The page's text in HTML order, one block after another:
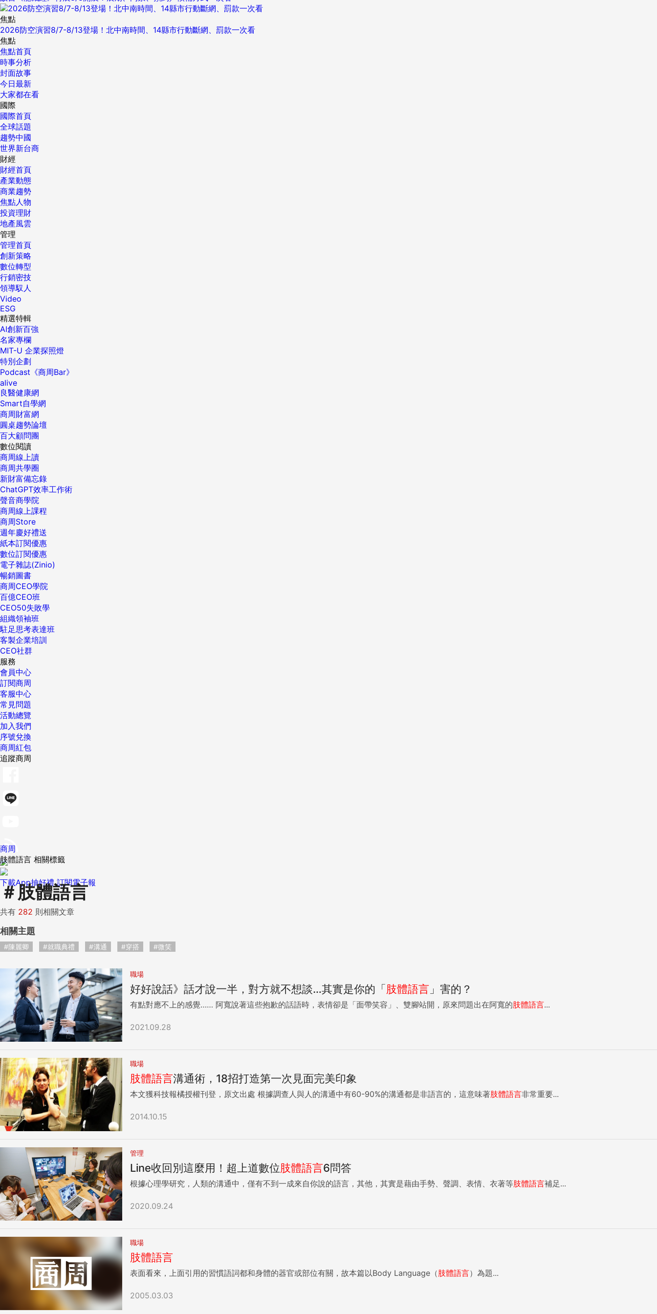
焦點
2026防空演習8/7-8/13登場！北中南時間、14縣市行動斷網、罰款一次看
焦點
焦點首頁
時事分析
封面故事
今日最新
大家都在看
國際
國際首頁
全球話題
趨勢中國
世界新台商
財經
財經首頁
產業動態
商業趨勢
焦點人物
投資理財
地產風雲
管理
管理首頁
創新策略
數位轉型
行銷密技
領導馭人
Video
ESG
精選特輯
AI創新百強
名家專欄
MIT-U 企業探照燈
特別企劃
Podcast《商周Bar》
alive
良醫健康網
Smart自學網
商周財富網
圓桌趨勢論壇
百大顧問團
數位閱讀
商周線上讀
商周共學圈
新財富備忘錄
ChatGPT效率工作術
聲音商學院
商周線上課程
商周Store
週年慶好禮送
紙本訂閱優惠
數位訂閱優惠
電子雜誌(Zinio)
暢銷圖書
商周CEO學院
百億CEO班
CEO50失敗學
組織領袖班
駐足思考表達班
客製企業培訓
CEO社群
服務
會員中心
訂閱商周
客服中心
常見問題
活動總覽
加入我們
序號兌換
商周紅包
追蹤商周
下載App抽好禮 訂閱電子報
商周
肢體語言 相關標籤
＃肢體語言
共有 282 則相關文章
相關主題
#陳麗卿 #就職典禮 #溝通 #穿搭 #微笑
職場
好好說話》話才說一半，對方就不想談…其實是你的「肢體語言 」害的？
有點對應不上的感覺…… 阿寬說著這些抱歉的話語時，表情卻是「面帶笑容」、雙腳站開，原來問題出在阿寬的肢體語言...
2021.09.28
職場
肢體語言溝通術，18招打造第一次見面完美印象
本文獲科技報橘授權刊登，原文出處 根據調查人與人的溝通中有60-90%的溝通都是非語言的，這意味著肢體語言非常重要...
2014.10.15
管理
Line收回別這麼用！超上道數位肢體語言6問答
根據心理學研究，人類的溝通中，僅有不到一成來自你說的語言，其他，其實是藉由手勢、聲調、表情、衣著等肢體語言補足...
2020.09.24
職場
肢體語言
表面看來，上面引用的習慣語詞都和身體的器官或部位有關，故本篇以Body Language（肢體語言）為題...
2005.03.03